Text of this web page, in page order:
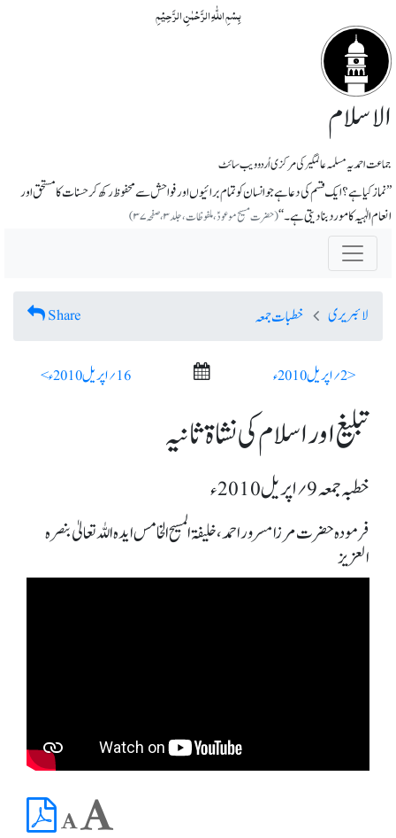
بِسۡمِ اللّٰہِ الرَّحۡمٰنِ الرَّحِیۡمِ
الاسلام
جماعت احمدیہ مسلمہ عالمگیر کی مرکزی اُردو ویب سائٹ
’’نماز کیا ہے؟ ایک قسم کی دعا ہے جو انسان کو تمام برائیوں اور فواحش سے محفوظ رکھ کر حسنات کا مستحق اور
انعام الٰہیہ کا مورد بنا دیتی ہے۔‘‘(حضرت مسیح موعودؑ،ملفوظات ، جلد ۳، صفحہ ۳۷)
لائبریری خطبات جمعہ Share
< 2؍ اپریل 2010ء 16؍ اپریل 2010ء >
تبلیغ اور اسلام کی نشاة ثانیہ
خطبہ جمعہ 9؍ اپریل 2010ء
فرمودہ حضرت مرزا مسرور احمد، خلیفۃ المسیح الخامس ایدہ اللہ تعالیٰ بنصرہ
العزیز